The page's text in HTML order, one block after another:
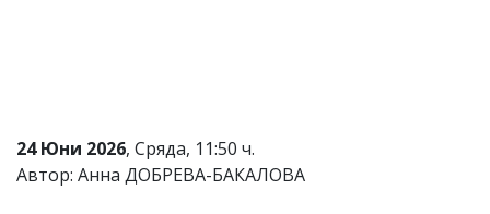
и
редакцията
24 Юни 2026, Сряда, 11:50 ч.
Автор: Анна ДОБРЕВА-БАКАЛОВА